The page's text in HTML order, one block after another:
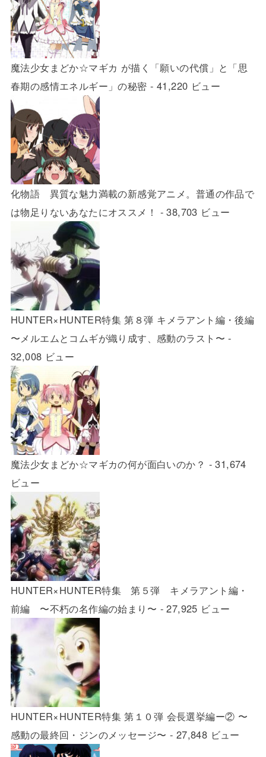
魔法少女まどか☆マギカ が描く「願いの代償」と「思
春期の感情エネルギー」の秘密 - 41,220 ビュー
化物語 異質な魅力満載の新感覚アニメ。普通の作品で
は物足りないあなたにオススメ！ - 38,703 ビュー
HUNTER×HUNTER特集 第８弾 キメラアント編・後編
〜メルエムとコムギが織り成す、感動のラスト〜 -
32,008 ビュー
魔法少女まどか☆マギカの何が面白いのか？ - 31,674
ビュー
HUNTER×HUNTER特集 第５弾 キメラアント編・
前編 〜不朽の名作編の始まり〜 - 27,925 ビュー
HUNTER×HUNTER特集 第１０弾 会長選挙編ー② 〜
感動の最終回・ジンのメッセージ〜 - 27,848 ビュー